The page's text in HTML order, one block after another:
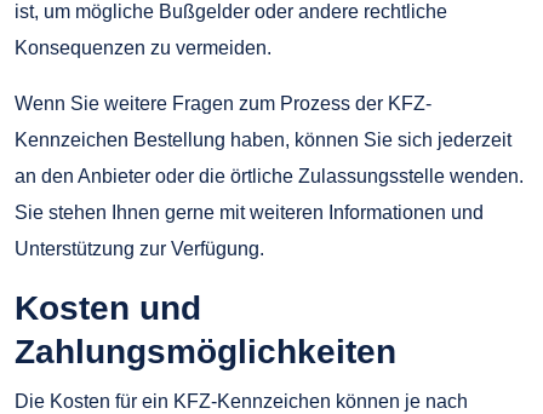
ist, um mögliche Bußgelder oder andere rechtliche
Konsequenzen zu vermeiden.
Wenn Sie weitere Fragen zum Prozess der KFZ-
Kennzeichen Bestellung haben, können Sie sich jederzeit
an den Anbieter oder die örtliche Zulassungsstelle wenden.
Sie stehen Ihnen gerne mit weiteren Informationen und
Unterstützung zur Verfügung.
Kosten und
Zahlungsmöglichkeiten
Die Kosten für ein KFZ-Kennzeichen können je nach